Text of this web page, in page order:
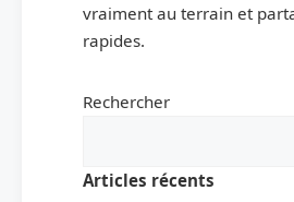
vraiment au terrain et
rapides.
Rechercher
Articles récents